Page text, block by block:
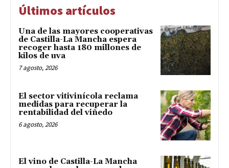
Últimos artículos
Una de las mayores cooperativas
de Castilla-La Mancha espera
recoger hasta 180 millones de
kilos de uva
7 agosto, 2026
El sector vitivinícola reclama
medidas para recuperar la
rentabilidad del viñedo
6 agosto, 2026
El vino de Castilla-La Mancha